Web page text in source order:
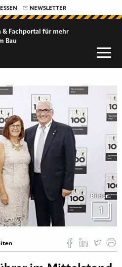
NEWSLETTER
& Fachportal für mehr
Bau
Bilder
1